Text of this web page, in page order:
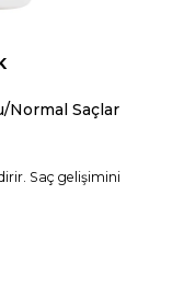
Normal Saçlar
Saç gelişimini